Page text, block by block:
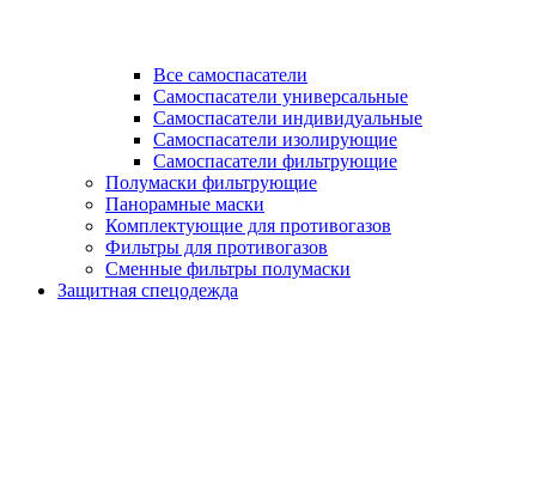
Все самоспасатели
Самоспасатели универсальные
Самоспасатели индивидуальные
Самоспасатели изолирующие
Самоспасатели фильтрующие
Полумаски фильтрующие
Панорамные маски
Комплектующие для противогазов
Фильтры для противогазов
Сменные фильтры полумаски
Защитная спецодежда